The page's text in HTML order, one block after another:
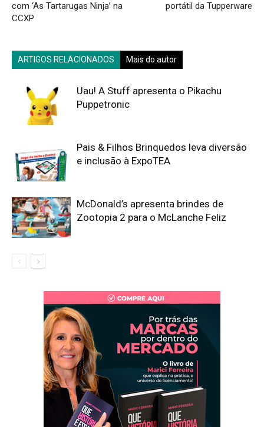
com ‘As Tartarugas Ninja’ na
CCXP
portátil da Tupperware
ARTIGOS RELACIONADOS Mais do autor
Uau! A Stuff apresenta o Pikachu
Puppetronic
Pais & Filhos Brinquedos leva diversão
e inclusão à ExpoTEA
McDonald’s apresenta brindes de
Zootopia 2 para o McLanche Feliz